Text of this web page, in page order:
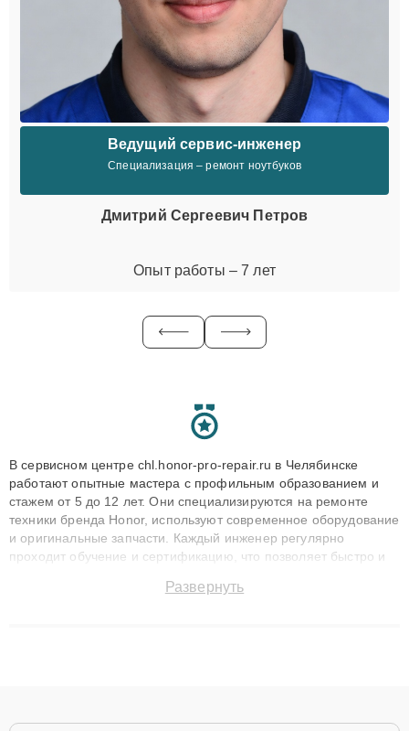
Ведущий сервис-инженер
Специализация – ремонт ноутбуков
Дмитрий Сергеевич Петров
Опыт работы – 7 лет
В сервисном центре chl.honor-pro-repair.ru в Челябинске
работают опытные мастера с профильным образованием и
стажем от 5 до 12 лет. Они специализируются на ремонте
техники бренда Honor, используют современное оборудование
и оригинальные запчасти. Каждый инженер регулярно
проходит обучение и сертификацию, что позволяет быстро и
сохранением гарантии до 3 лет. Наши мастера решают
Развернуть